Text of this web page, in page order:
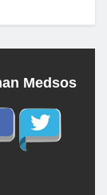
Medsos